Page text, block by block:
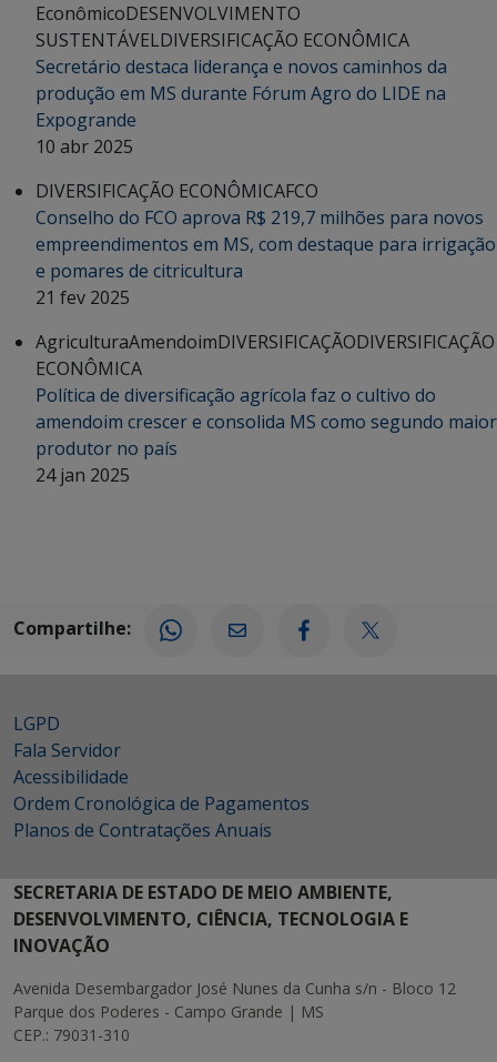
EconômicoDESENVOLVIMENTO
SUSTENTÁVELDIVERSIFICAÇÃO ECONÔMICA
Secretário destaca liderança e novos caminhos da
produção em MS durante Fórum Agro do LIDE na
Expogrande
10 abr 2025
DIVERSIFICAÇÃO ECONÔMICAFCO
Conselho do FCO aprova R$ 219,7 milhões para novos
empreendimentos em MS, com destaque para irrigação
e pomares de citricultura
21 fev 2025
AgriculturaAmendoimDIVERSIFICAÇÃODIVERSIFICAÇÃO
ECONÔMICA
Política de diversificação agrícola faz o cultivo do
amendoim crescer e consolida MS como segundo maior
produtor no país
24 jan 2025
Compartilhe:
LGPD
Fala Servidor
Acessibilidade
Ordem Cronológica de Pagamentos
Planos de Contratações Anuais
SECRETARIA DE ESTADO DE MEIO AMBIENTE,
DESENVOLVIMENTO, CIÊNCIA, TECNOLOGIA E
INOVAÇÃO
Avenida Desembargador José Nunes da Cunha s/n - Bloco 12
Parque dos Poderes - Campo Grande | MS
CEP.: 79031-310